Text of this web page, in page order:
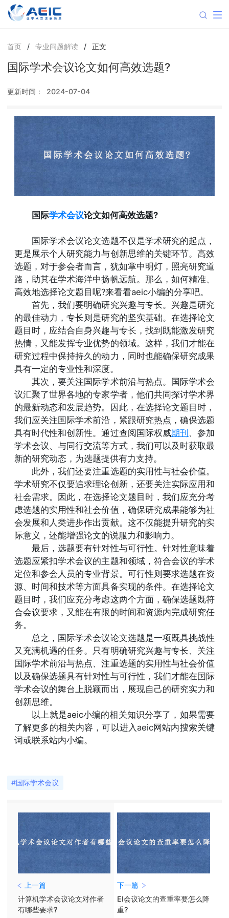
首页 / 专业问题解读 / 正文
国际学术会议论文如何高效选题?
更新时间： 2024-07-04
国际学术会议论文如何高效选题?
国际学术会议论文选题不仅是学术研究的起点，
更是展示个人研究能力与创新思维的关键环节。高效
选题，对于参会者而言，犹如掌中明灯，照亮研究道
路，助其在学术海洋中扬帆远航。那么，如何精准、
高效地选择论文题目呢?来看看aeic小编的分享吧。
首先，我们要明确研究兴趣与专长。兴趣是研究
的最佳动力，专长则是研究的坚实基础。在选择论文
题目时，应结合自身兴趣与专长，找到既能激发研究
热情，又能发挥专业优势的领域。这样，我们才能在
研究过程中保持持久的动力，同时也能确保研究成果
具有一定的专业性和深度。
其次，要关注国际学术前沿与热点。国际学术会
议汇聚了世界各地的专家学者，他们共同探讨学术界
的最新动态和发展趋势。因此，在选择论文题目时，
我们应关注国际学术前沿，紧跟研究热点，确保选题
具有时代性和创新性。通过查阅国际权威期刊、参加
学术会议、与同行交流等方式，我们可以及时获取最
新的研究动态，为选题提供有力支持。
此外，我们还要注重选题的实用性与社会价值。
学术研究不仅要追求理论创新，还要关注实际应用和
社会需求。因此，在选择论文题目时，我们应充分考
虑选题的实用性和社会价值，确保研究成果能够为社
会发展和人类进步作出贡献。这不仅能提升研究的实
际意义，还能增强论文的说服力和影响力。
最后，选题要有针对性与可行性。针对性意味着
选题应紧扣学术会议的主题和领域，符合会议的学术
定位和参会人员的专业背景。可行性则要求选题在资
源、时间和技术等方面具备实现的条件。在选择论文
题目时，我们应充分考虑这两个方面，确保选题既符
合会议要求，又能在有限的时间和资源内完成研究任
务。
总之，国际学术会议论文选题是一项既具挑战性
又充满机遇的任务。只有明确研究兴趣与专长、关注
国际学术前沿与热点、注重选题的实用性与社会价值
以及确保选题具有针对性与可行性，我们才能在国际
学术会议的舞台上脱颖而出，展现自己的研究实力和
创新思维。
以上就是aeic小编的相关知识分享了，如果需要
了解更多的相关内容，可以进入aeic网站内搜索关键
词或联系站内小编。
#国际学术会议
上一篇
计算机学术会议论文对作者
有哪些要求?
下一篇
EI会议论文的查重率要怎么降
重?